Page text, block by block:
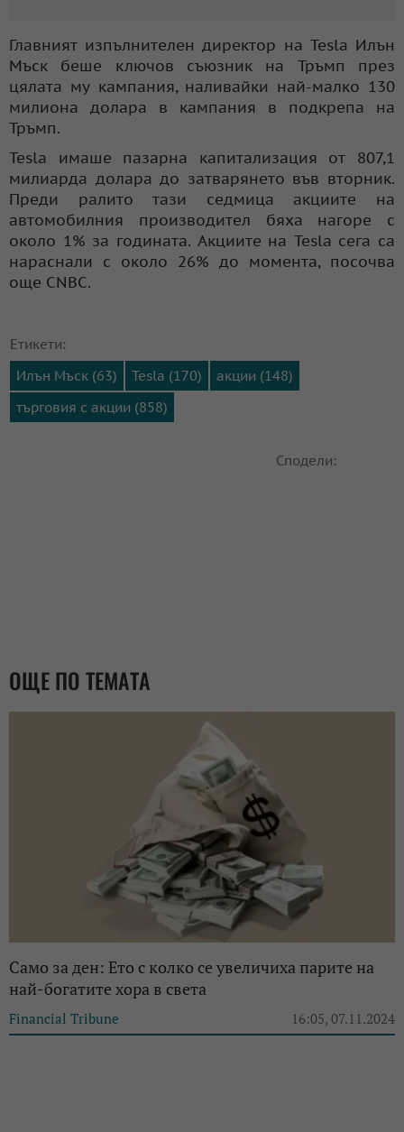
Главният изпълнителен директор на Tesla Илън
Мъск беше ключов съюзник на Тръмп през
цялата му кампания, наливайки най-малко 130
милиона долара в кампания в подкрепа на
Тръмп.
Tesla имаше пазарна капитализация от 807,1
милиарда долара до затварянето във вторник.
Преди ралито тази седмица акциите на
автомобилния производител бяха нагоре с
около 1% за годината. Акциите на Tesla сега са
нараснали с около 26% до момента, посочва
още CNBC.
Етикети:
Илън Мъск (63)
Tesla (170)
акции (148)
търговия с акции (858)
Сподели:
ОЩЕ ПО ТЕМАТА
Само за ден: Ето с колко се увеличиха парите на
най-богатите хора в света
Financial Tribune 16:05, 07.11.2024